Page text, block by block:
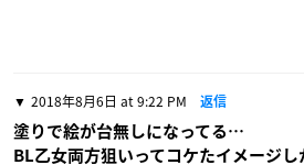
2018年8月6日 at 9:22 PM 返信
塗りで絵が台無しになってる…
BL乙女両方狙いってコケたイメージ